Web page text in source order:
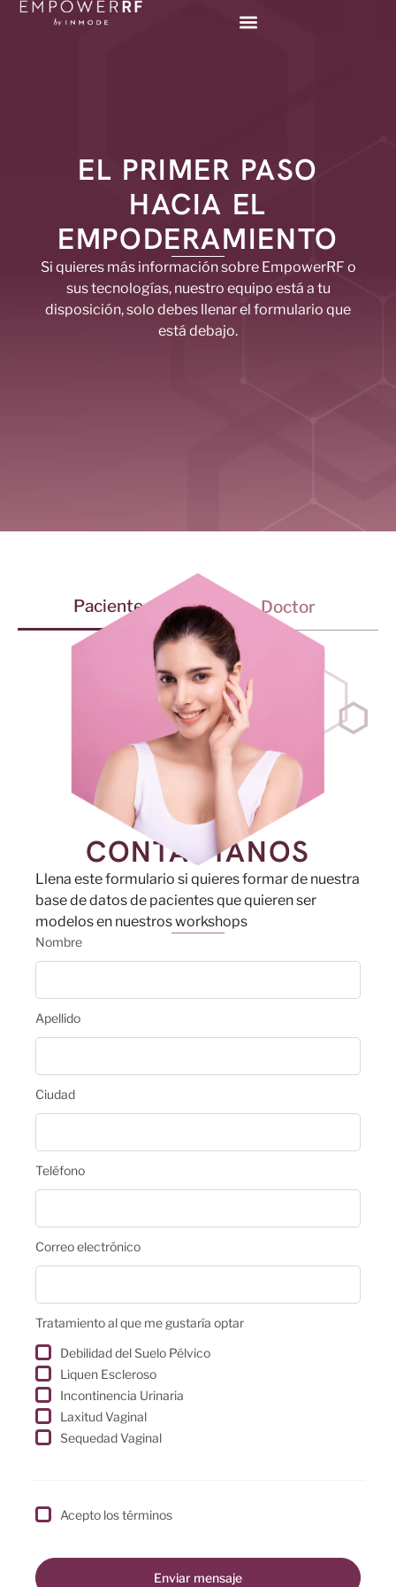
EL PRIMER PASO
HACIA EL
EMPODERAMIENTO
Si quieres más información sobre EmpowerRF o
sus tecnologías, nuestro equipo está a tu
disposición, solo debes llenar el formulario que
está debajo.
Paciente Doctor
CONTÁCTANOS
Llena este formulario si quieres formar de nuestra
base de datos de pacientes que quieren ser
modelos en nuestros workshops
Nombre
Apellido
Ciudad
Teléfono
Correo electrónico
Tratamiento al que me gustaría optar
Debilidad del Suelo Pélvico
Liquen Escleroso
Incontinencia Urinaria
Laxitud Vaginal
Sequedad Vaginal
Acepto los términos
Enviar mensaje